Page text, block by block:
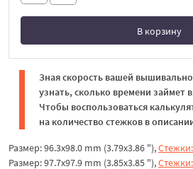
В корзину
В корзине
Зная скорость вашей
узнать, сколько времени займет
Чтобы воспользоваться
на количество стежков в
Размер: 96.3x98.0 mm (3.79x3.86 "),
Размер: 97.7x97.9 mm (3.85x3.85 "),